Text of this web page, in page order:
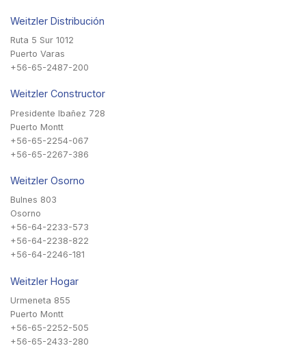
Weitzler Distribución
Ruta 5 Sur 1012
Puerto Varas
+56-65-2487-200
Weitzler Constructor
Presidente Ibañez 728
Puerto Montt
+56-65-2254-067
+56-65-2267-386
Weitzler Osorno
Bulnes 803
Osorno
+56-64-2233-573
+56-64-2238-822
+56-64-2246-181
Weitzler Hogar
Urmeneta 855
Puerto Montt
+56-65-2252-505
+56-65-2433-280